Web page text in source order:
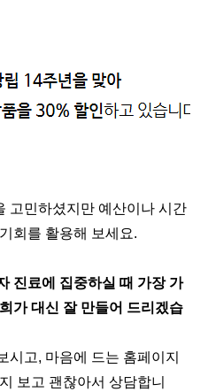
고민하셨지만 예산이나 시간
회를 활용해 보세요.
진료에 집중하실 때 가장 가
가 대신 잘 만들어 드리겠습
시고, 마음에 드는 홈페이지
보고 괜찮아서 상담합니